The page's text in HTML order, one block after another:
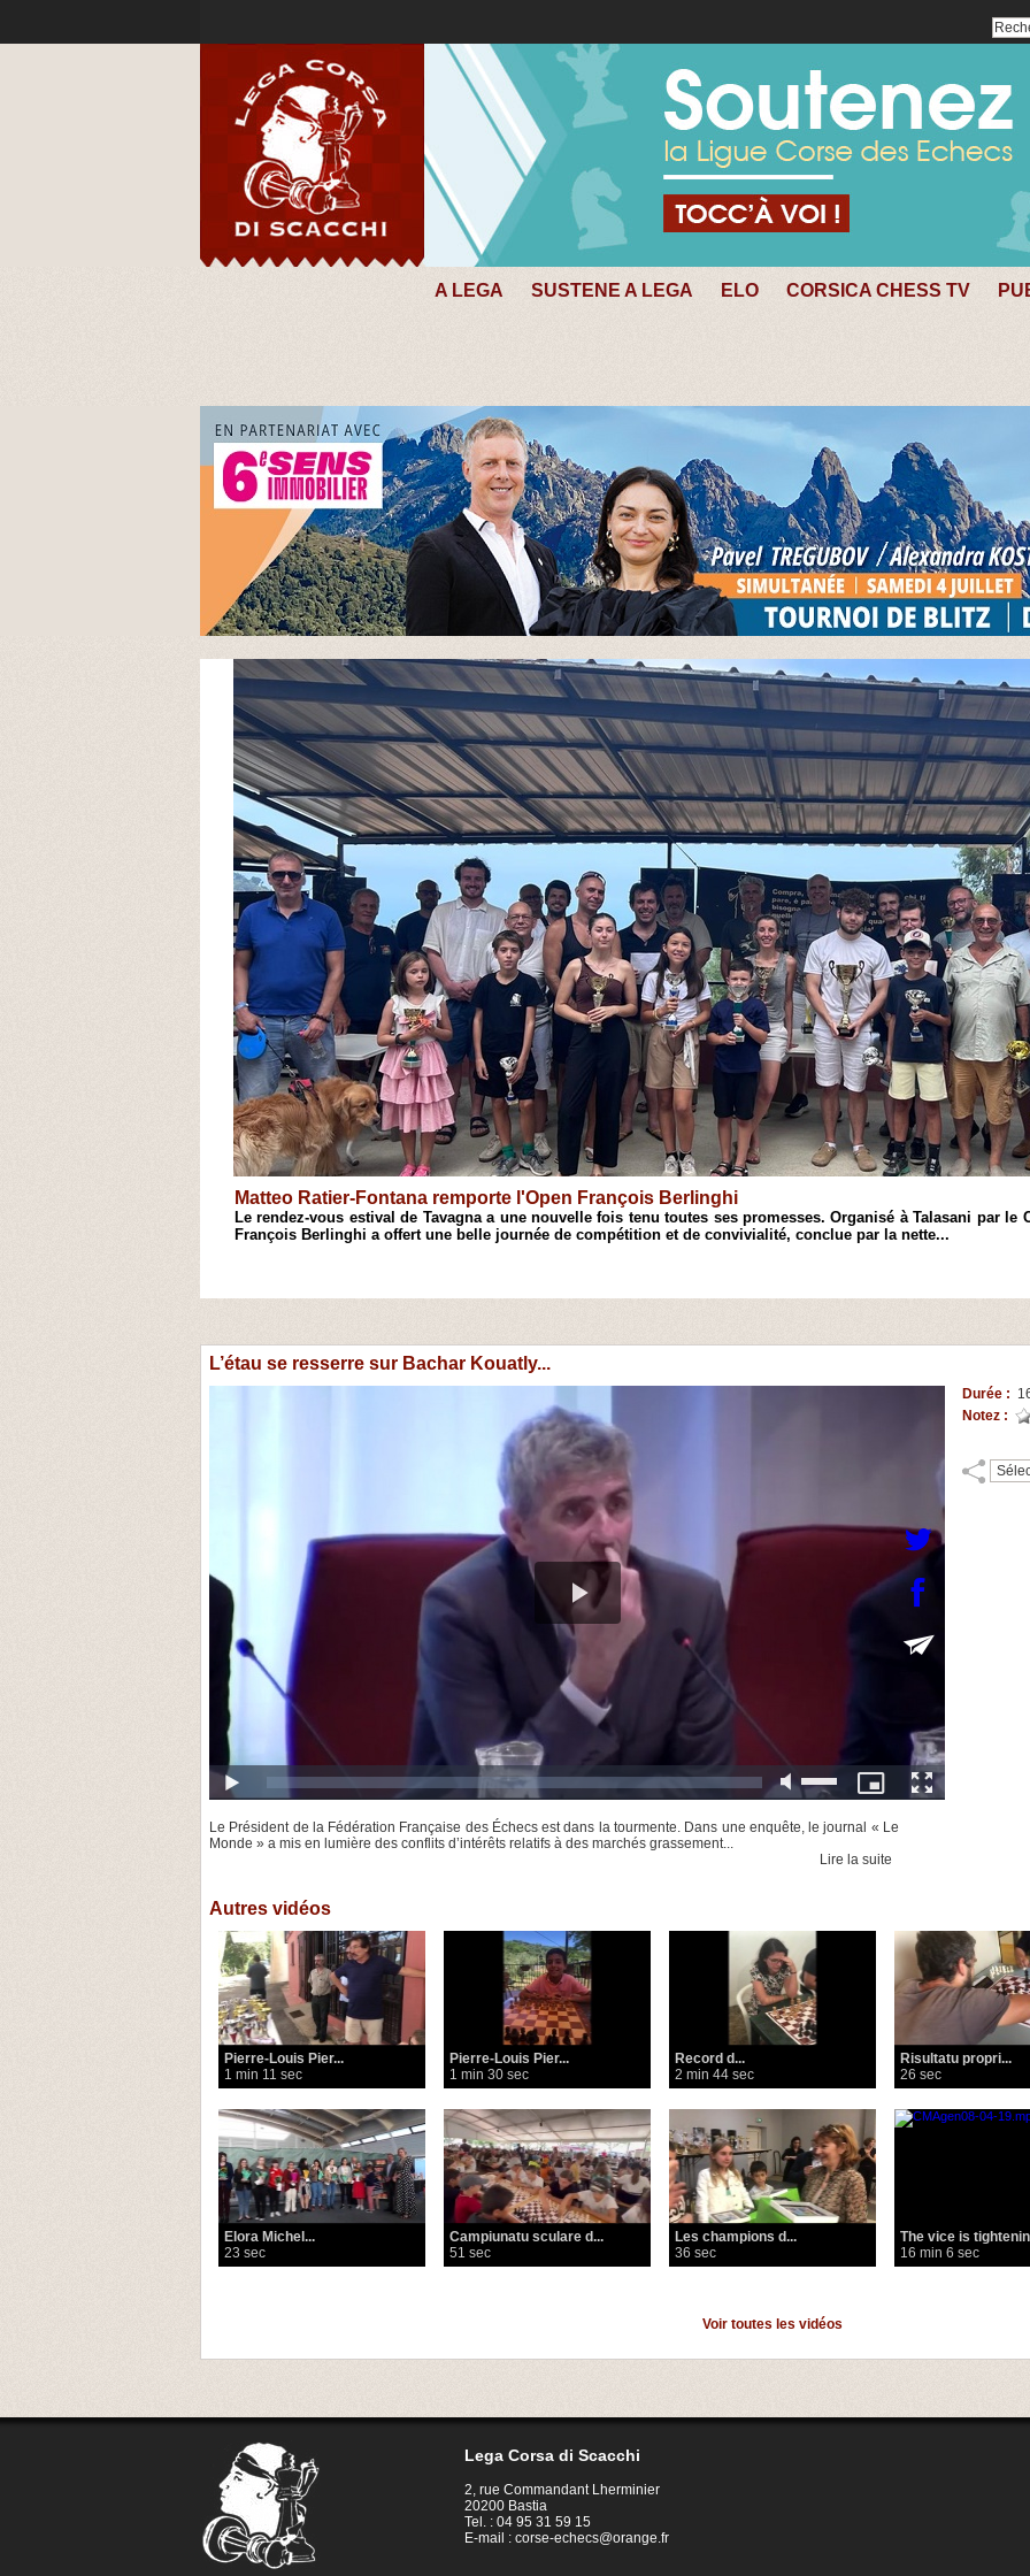
A LEGA SUSTENE A LEGA ELO CORSICA CHESS TV
Antoine Cristofari remporte l'Open de Ciamannacce
Après une semaine de stage consacrée à l'initiation et au perfectionnement de jeunes joueurs du Taravo, la
s'est conclue par son traditionnel Open de blitz. Réunissant 42 participants venus de plusieurs régions,...
L’étau se resserre sur Bachar Kouatly...
Durée :
Notez :
Le Président de la Fédération Française des Échecs est dans la tourmente. Dans une enquête, le journal « Le
Monde » a mis en lumière des conflits d’intérêts relatifs à des marchés grassement...
Lire la suite
Autres vidéos
Pierre-Louis Pier...
1 min 11 sec
Pierre-Louis Pier...
1 min 30 sec
Record d...
2 min 44 sec
Risultatu propri...
26 sec
Elora Michel...
23 sec
Campiunatu sculare d...
51 sec
Les champions d...
36 sec
The vice is
16 min 6 sec
Voir toutes les vidéos
Lega Corsa di Scacchi
2, rue Commandant Lherminier
20200 Bastia
Tel. : 04 95 31 59 15
E-mail : corse-echecs@orange.fr